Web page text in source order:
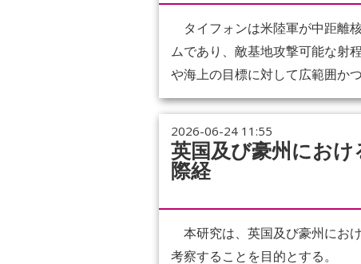
タイフォンは米陸軍が中距離
ムであり、敵基地攻撃可能な射
や海上の目標に対して広範囲か
2026-06-24 11:55
英国及び豪州にお
際経
本研究は、英国及び豪州にお
考察することを目的とする。